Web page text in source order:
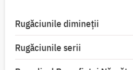
Rugăciunile dimineții
Rugăciunile serii